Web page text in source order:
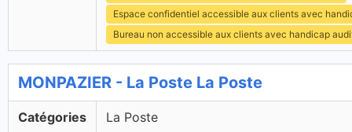
Espace confidentiel accessible aux clients avec
Bureau non accessible aux clients avec handicap
MONPAZIER - La Poste La Poste
Catégories La Poste